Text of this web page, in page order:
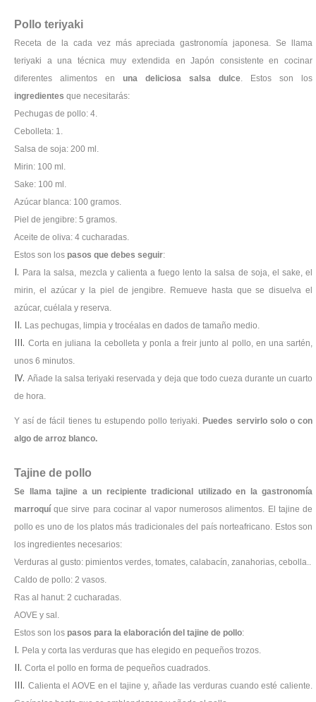
Pollo teriyaki
Receta de la cada vez más apreciada gastronomía japonesa. Se llama
teriyaki a una técnica muy extendida en Japón consistente en cocinar
diferentes alimentos en una deliciosa salsa dulce. Estos son los
ingredientes que necesitarás:
Pechugas de pollo: 4.
Cebolleta: 1.
Salsa de soja: 200 ml.
Mirin: 100 ml.
Sake: 100 ml.
Azúcar blanca: 100 gramos.
Piel de jengibre: 5 gramos.
Aceite de oliva: 4 cucharadas.
Estos son los pasos que debes seguir:
Para la salsa, mezcla y calienta a fuego lento la salsa de soja, el sake, el
mirin, el azúcar y la piel de jengibre. Remueve hasta que se disuelva el
azúcar, cuélala y reserva.
Las pechugas, limpia y trocéalas en dados de tamaño medio.
Corta en juliana la cebolleta y ponla a freir junto al pollo, en una sartén,
unos 6 minutos.
Añade la salsa teriyaki reservada y deja que todo cueza durante un cuarto
de hora.
Y así de fácil tienes tu estupendo pollo teriyaki. Puedes servirlo solo o con
algo de arroz blanco.
Tajine de pollo
Se llama tajine a un recipiente tradicional utilizado en la gastronomía
marroquíque sirve para cocinar al vapor numerosos alimentos. El tajine de
pollo es uno de los platos más tradicionales del país norteafricano. Estos son
los ingredientes necesarios:
Verduras al gusto: pimientos verdes, tomates, calabacín, zanahorias, cebolla..
Caldo de pollo: 2 vasos.
Ras al hanut: 2 cucharadas.
AOVE y sal.
Estos son los pasos para la elaboración del tajine de pollo:
Pela y corta las verduras que has elegido en pequeños trozos.
Corta el pollo en forma de pequeños cuadrados.
Calienta el AOVE en el tajine y, añade las verduras cuando esté caliente.